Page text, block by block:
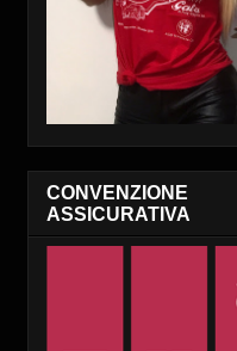
CONVENZIONE
ASSICURATIVA